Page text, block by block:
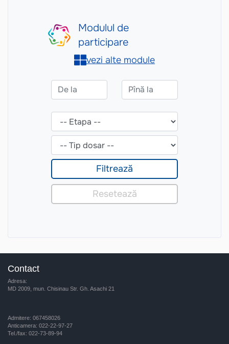
Contact
Adresa:
MD 2009, mun. Chisinau Str. Gh. Asachi 21
Admitere: 067458026
Anticamera: 022-22-97-27
Tel./fax: 022-73-89-94